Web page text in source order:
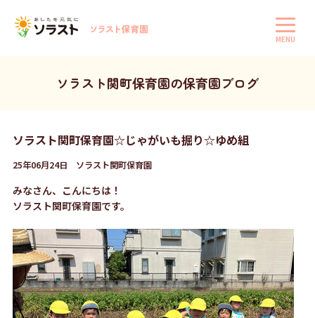
MENU
ソラスト関町保育園の保育園ブログ
ソラスト関町保育園☆じゃがいも掘り☆ゆめ組
25年06月24日 ソラスト関町保育園
みなさん、こんにちは！
ソラスト関町保育園です。